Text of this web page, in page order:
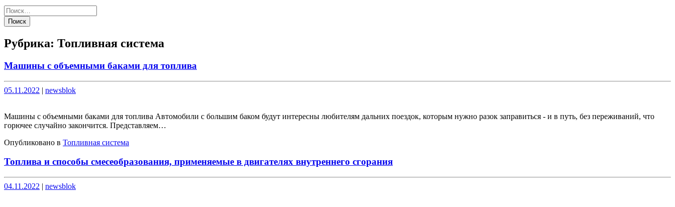
Рубрика: Топливная система
Машины с объемными баками для топлива
Опубликовано
05.11.2022 | Опубликовано
newsblok
Машины с объемными баками для топлива Автомобили с большим баком будут интересны любителям дальних поездок, которым нужно разок заправиться - и в путь, без переживаний, что
горючее случайно закончится. Представляем…
Опубликовано в Топливная система
Топлива и способы смесеобразования, применяемые в двигателях внутреннего сгорания
Опубликовано
04.11.2022 | Опубликовано
newsblok